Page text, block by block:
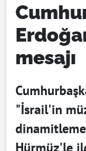
mesajı
"İsrail'in